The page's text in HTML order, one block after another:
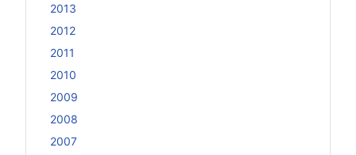
2013
2012
2011
2010
2009
2008
2007